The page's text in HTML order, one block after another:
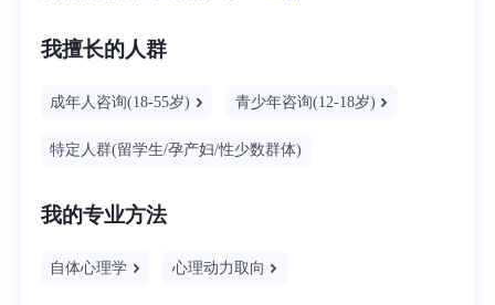
我擅长的人群
成年人咨询(18-55岁) 青少年咨询(12-18岁)
特定人群(留学生/孕产妇/性少数群体)
我的专业方法
自体心理学 心理动力取向